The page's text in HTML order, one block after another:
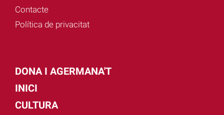
Contacte
Política de privacitat
DONA I AGERMANA'T
INICI
CULTURA